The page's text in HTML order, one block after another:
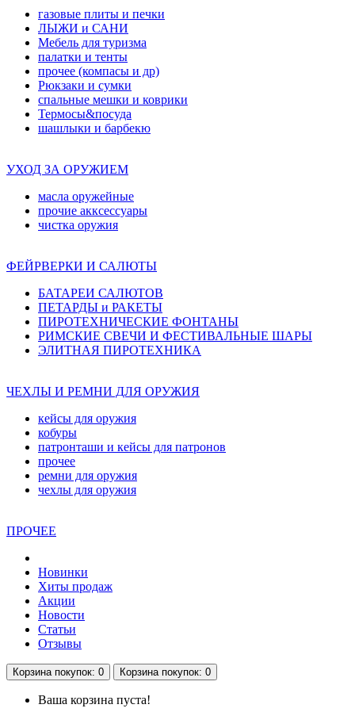
газовые плиты и печки
ЛЫЖИ и САНИ
Мебель для туризма
палатки и тенты
прочее (компасы и др)
Рюкзаки и сумки
спальные мешки и коврики
Термосы&посуда
шашлыки и барбекю
УХОД ЗА ОРУЖИЕМ
масла оружейные
прочие акксессуары
чистка оружия
ФЕЙРВЕРКИ И САЛЮТЫ
БАТАРЕИ САЛЮТОВ
ПЕТАРДЫ и РАКЕТЫ
ПИРОТЕХНИЧЕСКИЕ ФОНТАНЫ
РИМСКИЕ СВЕЧИ И ФЕСТИВАЛЬНЫЕ ШАРЫ
ЭЛИТНАЯ ПИРОТЕХНИКА
ЧЕХЛЫ И РЕМНИ ДЛЯ ОРУЖИЯ
кейсы для оружия
кобуры
патронташи и кейсы для патронов
прочее
ремни для оружия
чехлы для оружия
ПРОЧЕЕ
Новинки
Хиты продаж
Акции
Новости
Статьи
Отзывы
Корзина покупок: 0 Корзина покупок: 0
Ваша корзина пуста!